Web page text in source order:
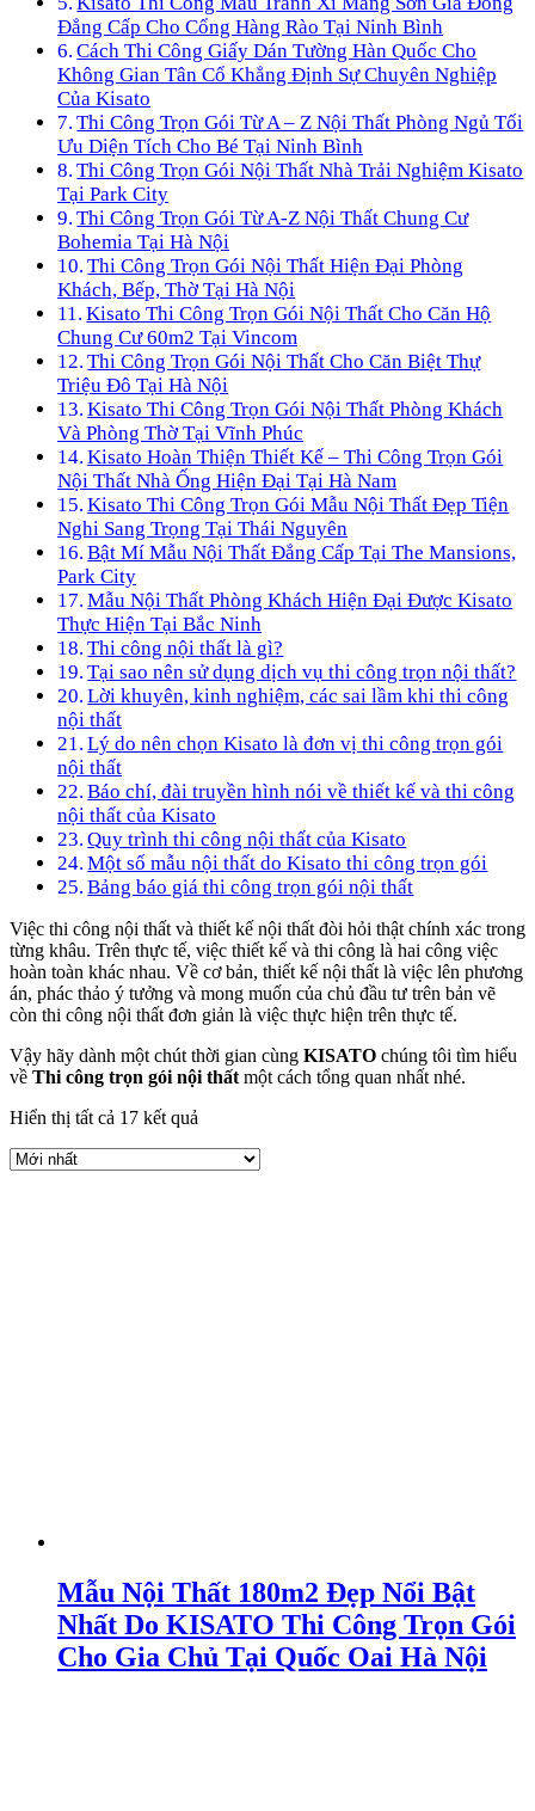
Đẳng Cấp Cho Cổng Hàng Rào Tại Ninh Bình
Cách Thi Công Giấy Dán Tường Hàn Quốc Cho
Không Gian Tân Cổ Khẳng Định Sự Chuyên Nghiệp
Của Kisato
Thi Công Trọn Gói Từ A – Z Nội Thất Phòng Ngủ Tối
Ưu Diện Tích Cho Bé Tại Ninh Bình
Thi Công Trọn Gói Nội Thất Nhà Trải Nghiệm Kisato
Tại Park City
Thi Công Trọn Gói Từ A-Z Nội Thất Chung Cư
Bohemia Tại Hà Nội
Thi Công Trọn Gói Nội Thất Hiện Đại Phòng
Khách, Bếp, Thờ Tại Hà Nội
Kisato Thi Công Trọn Gói Nội Thất Cho Căn Hộ
Chung Cư 60m2 Tại Vincom
Thi Công Trọn Gói Nội Thất Cho Căn Biệt Thự
Triệu Đô Tại Hà Nội
Kisato Thi Công Trọn Gói Nội Thất Phòng Khách
Và Phòng Thờ Tại Vĩnh Phúc
Kisato Hoàn Thiện Thiết Kế – Thi Công Trọn Gói
Nội Thất Nhà Ống Hiện Đại Tại Hà Nam
Kisato Thi Công Trọn Gói Mẫu Nội Thất Đẹp Tiện
Nghi Sang Trọng Tại Thái Nguyên
Bật Mí Mẫu Nội Thất Đẳng Cấp Tại The Mansions,
Park City
Mẫu Nội Thất Phòng Khách Hiện Đại Được Kisato
Thực Hiện Tại Bắc Ninh
Thi công nội thất là gì?
Tại sao nên sử dụng dịch vụ thi công trọn nội thất?
Lời khuyên, kinh nghiệm, các sai lầm khi thi công
nội thất
Lý do nên chọn Kisato là đơn vị thi công trọn gói
nội thất
Báo chí, đài truyền hình nói về thiết kế và thi công
nội thất của Kisato
Quy trình thi công nội thất của Kisato
Một số mẫu nội thất do Kisato thi công trọn gói
Bảng báo giá thi công trọn gói nội thất
Việc thi công nội thất và thiết kế nội thất đòi hỏi thật chính xác trong
từng khâu. Trên thực tế, việc thiết kế và thi công là hai công việc
hoàn toàn khác nhau. Về cơ bản, thiết kế nội thất là việc lên phương
án, phác thảo ý tưởng và mong muốn của chủ đầu tư trên bản vẽ
còn thi công nội thất đơn giản là việc thực hiện trên thực tế.
Vậy hãy dành một chút thời gian cùng KISATO chúng tôi tìm hiểu
về Thi công trọn gói nội thất một cách tổng quan nhất nhé.
Hiển thị tất cả 17 kết quả
Mẫu Nội Thất 180m2 Đẹp Nổi Bật
Nhất Do KISATO Thi Công Trọn Gói
Cho Gia Chủ Tại Quốc Oai Hà Nội